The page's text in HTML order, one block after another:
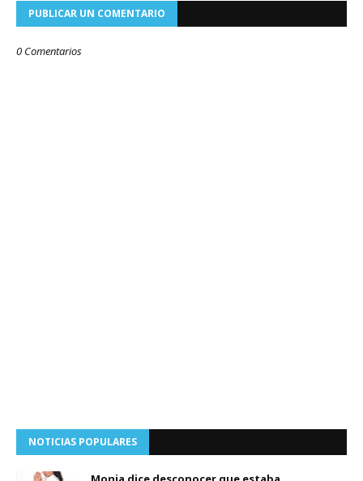
PUBLICAR UN COMENTARIO
0 Comentarios
NOTICIAS POPULARES